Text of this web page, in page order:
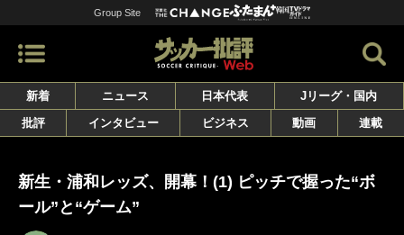
Group Site
新着 ニュース 日本代表
Jリーグ・国内
批評
インタビュー ビジネス 動画 連載
新生・浦和レッズ、開幕！(1) ピッチで握った“ボ
ール”と“ゲーム”